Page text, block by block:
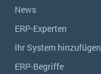
News
ERP-Experten
Ihr System hinzufügen
ERP-Begriffe